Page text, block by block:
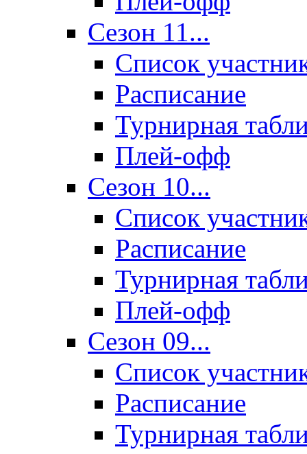
Сезон 11...
Список
Расписание
Турнирная
Плей-офф
Сезон 10...
Список
Расписание
Турнирная
Плей-офф
Сезон 09...
Список
Расписание
Турнирная